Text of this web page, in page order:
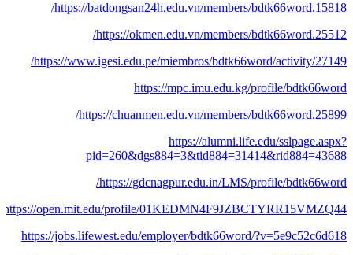
https://batdongsan24h.edu.vn/members/bdtk66word.15818/
https://okmen.edu.vn/members/bdtk66word.25512/
https://www.igesi.edu.pe/miembros/bdtk66word/activity/27149/
https://mpc.imu.edu.kg/profile/bdtk66word
https://chuanmen.edu.vn/members/bdtk66word.25899/
https://alumni.life.edu/sslpage.aspx?
pid=260&dgs884=3&tid884=31414&rid884=43688
https://gdcnagpur.edu.in/LMS/profile/bdtk66word/
https://open.mit.edu/profile/01KEDMN4F9JZBCTYRR15VMZQ44/
https://jobs.lifewest.edu/employer/bdtk66word/?v=5e9c52c6d618